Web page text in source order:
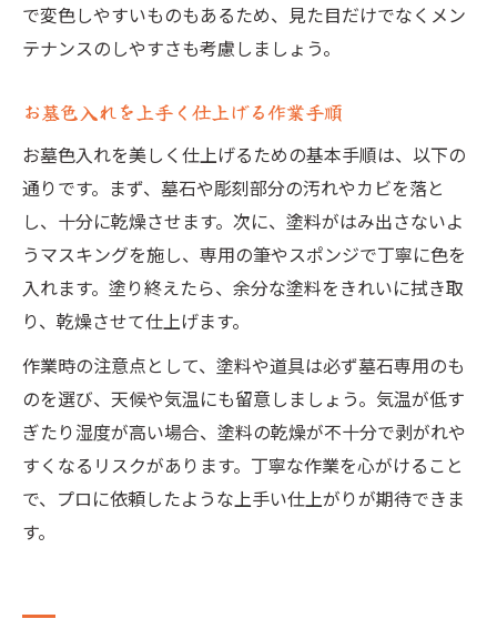
で変色しやすいものもあるため、見た目だけでなくメン
テナンスのしやすさも考慮しましょう。
お墓色入れを上手く仕上げる作業手順
お墓色入れを美しく仕上げるための基本手順は、以下の
通りです。まず、墓石や彫刻部分の汚れやカビを落と
し、十分に乾燥させます。次に、塗料がはみ出さないよ
うマスキングを施し、専用の筆やスポンジで丁寧に色を
入れます。塗り終えたら、余分な塗料をきれいに拭き取
り、乾燥させて仕上げます。
作業時の注意点として、塗料や道具は必ず墓石専用のも
のを選び、天候や気温にも留意しましょう。気温が低す
ぎたり湿度が高い場合、塗料の乾燥が不十分で剥がれや
すくなるリスクがあります。丁寧な作業を心がけること
で、プロに依頼したような上手い仕上がりが期待できま
す。